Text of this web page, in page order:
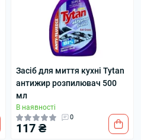
Засіб для миття кухні Tytan
антижир розпилювач 500
мл
В наявності
0
117 ₴